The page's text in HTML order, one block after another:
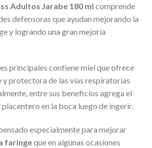
Adultos Jarabe 180 ml comprende
defensoras que ayudan mejorando la
y logrando una gran mejoría
principales contiene miel que ofrece
y protectora de las vías respiratorias
entre sus beneficios agrega el
en la boca luego de ingerir.
especialmente para mejorar
faringeque en algunas ocasiones